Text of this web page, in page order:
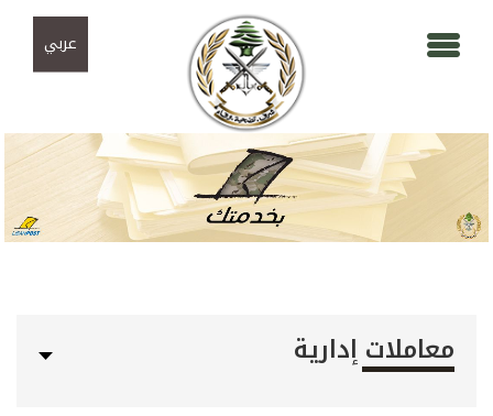
عربي
معاملات إدارية